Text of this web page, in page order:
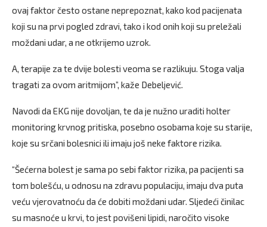
ovaj faktor često ostane neprepoznat, kako kod pacijenata
koji su na prvi pogled zdravi, tako i kod onih koji su preležali
moždani udar, a ne otkrijemo uzrok.
A, terapije za te dvije bolesti veoma se razlikuju. Stoga valja
tragati za ovom aritmijom”, kaže Debeljević.
Navodi da EKG nije dovoljan, te da je nužno uraditi holter
monitoring krvnog pritiska, posebno osobama koje su starije,
koje su srčani bolesnici ili imaju još neke faktore rizika.
“Šećerna bolest je sama po sebi faktor rizika, pa pacijenti sa
tom bolešću, u odnosu na zdravu populaciju, imaju dva puta
veću vjerovatnoću da će dobiti moždani udar. Sljedeći činilac
su masnoće u krvi, to jest povišeni lipidi, naročito visoke